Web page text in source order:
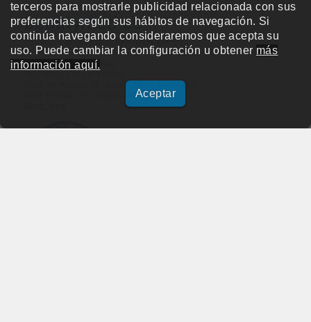
terceros para mostrarle publicidad relacionada con sus
preferencias según sus hábitos de navegación. Si
continúa navegando consideraremos que acepta su
uso. Puede cambiar la configuración u obtener más
información aquí.
Aceptar
beautymed.es
Copyright © 2015-2026 BeautyMarket S.L.
info@beautymarket.es
Calle de Avinyó, 29 - bajos. 08002 Barcelona
Calle Fortuny, 51 - bajos. 28010 Madrid